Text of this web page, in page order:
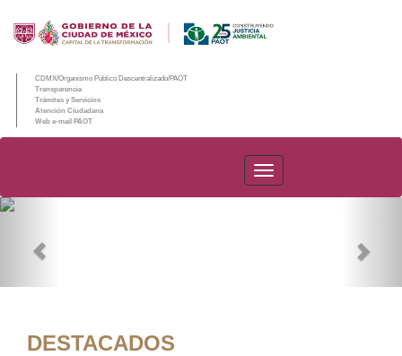
CDMX/Organismo Público Descentralizado/PAOT
Transparencia
Trámites y Servicios
Atención Ciudadana
Web e-mail PAOT
PAOT
DESTACADOS